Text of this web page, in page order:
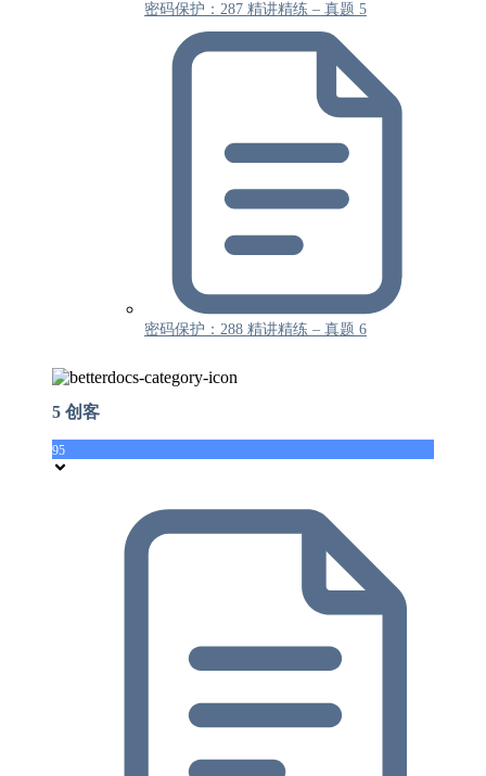
密码保护：287 精讲精练 – 真题 5
密码保护：288 精讲精练 – 真题 6
5 创客
95